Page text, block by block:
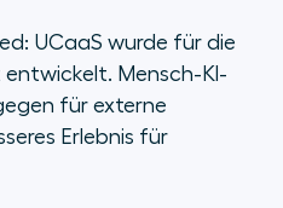
UCaaS wurde für die
entwickelt. Mensch-KI-
für externe
Erlebnis für